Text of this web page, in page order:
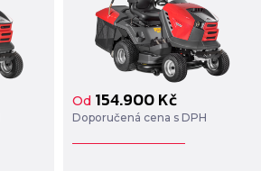
Od 154.900Kč
Doporučená cena s DPH